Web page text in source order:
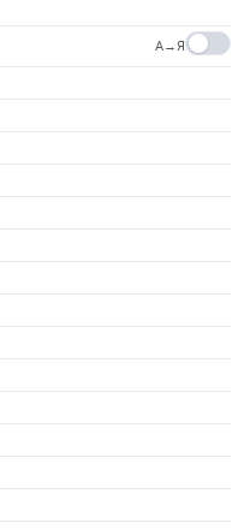
A→Я